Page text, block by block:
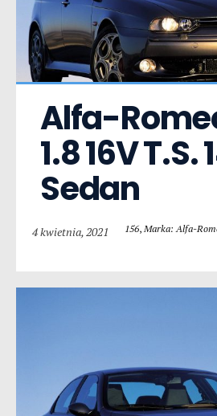
Alfa-
1.8 16V T.S.
Sedan
4 kwietnia, 2021 156, Marka: Alfa-